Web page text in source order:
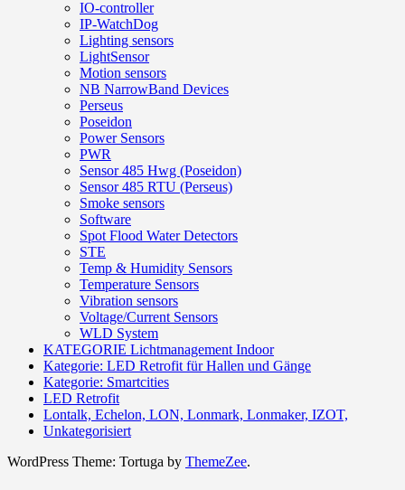
IO-controller
IP-WatchDog
Lighting sensors
LightSensor
Motion sensors
NB NarrowBand Devices
Perseus
Poseidon
Power Sensors
PWR
Sensor 485 Hwg (Poseidon)
Sensor 485 RTU (Perseus)
Smoke sensors
Software
Spot Flood Water Detectors
STE
Temp & Humidity Sensors
Temperature Sensors
Vibration sensors
Voltage/Current Sensors
WLD System
KATEGORIE Lichtmanagement Indoor
Kategorie: LED Retrofit für Hallen und Gänge
Kategorie: Smartcities
LED Retrofit
Lontalk, Echelon, LON, Lonmark, Lonmaker, IZOT,
Unkategorisiert
WordPress Theme: Tortuga by ThemeZee.